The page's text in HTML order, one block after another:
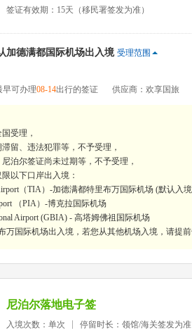
签证有效期：15天（移民署签发为准）
加德满都国际机场出入境 受理范围
早可办理08-14出行的签证 供应商：欢享国旅
受理，
留、违法犯罪等，不予受理，
泊尔签证尚未过期等，不予受理，
以下口岸出入境：
（TIA）-加德满都特里布万国际机场 (默认入
（PIA）-博克拉国际机场
Airport (GBIA) - 高塔姆佛祖国际机场
万国际机场出入境，若您从其他机场入境，请提
尼泊尔落地电子签
入境次数：单次
停留时长：领馆/海关签发为准